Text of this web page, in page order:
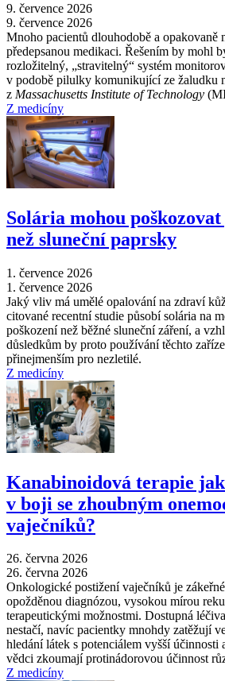
9. července 2026
9. července 2026
Mnoho pacientů dlouhodobě a opakovaně
předepsanou medikaci. Řešením by mohl
rozložitelný, „stravitelný“ systém
v podobě pilulky komunikující ze žaludku
z Massachusetts Institute of Technology
Z medicíny
Solária mohou
než sluneční paprsky
1. července 2026
1. července 2026
Jaký vliv má umělé opalování na zdraví
citované recentní studie působí solária na
poškození než běžné sluneční záření, a
důsledkům by proto používání těchto
přinejmenším pro nezletilé.
Z medicíny
Kanabinoidová terapie
v boji se zhoubným
vaječníků?
26. června 2026
26. června 2026
Onkologické postižení vaječníků je
opožděnou diagnózou, vysokou mírou
terapeutickými možnostmi. Dostupná
nestačí, navíc pacientky mnohdy zatěžují
hledání látek s potenciálem vyšší účinnosti
vědci zkoumají protinádorovou účinnost
Z medicíny